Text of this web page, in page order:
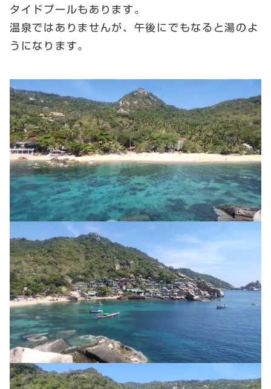
タイドプールもあります。
温泉ではありませんが、午後にでもなると湯のよ
うになります。